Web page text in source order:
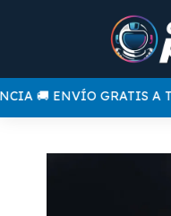
🚚 ENVÍO GRATIS A